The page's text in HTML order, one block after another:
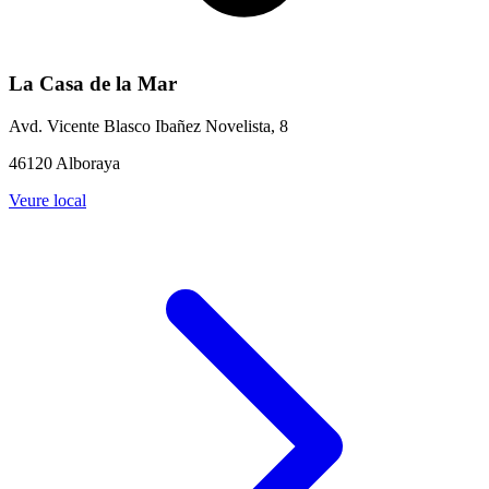
La Casa de la Mar
Avd. Vicente Blasco Ibañez Novelista, 8
46120 Alboraya
Veure local